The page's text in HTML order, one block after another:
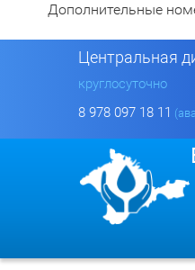
Дополнительные
Центральная
круглосуточно
8 978 097 18 11